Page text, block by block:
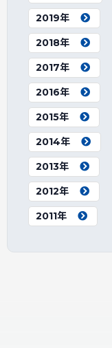
2019年
2018年
2017年
2016年
2015年
2014年
2013年
2012年
2011年